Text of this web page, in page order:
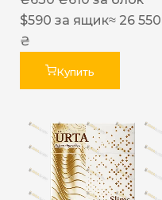
$590 за ящик≈ 26 550
₴
Купить